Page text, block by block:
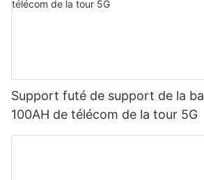
Support futé de support de la
100AH ​​de télécom de la tour 5G